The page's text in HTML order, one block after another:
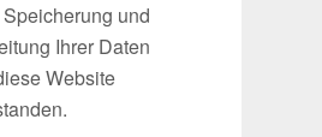
und
Ihrer Daten
Website